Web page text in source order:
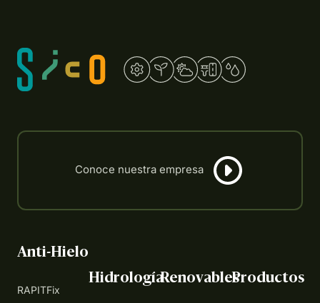
Anti-Hielo
RAPITFix
HidrologíaRenovablesProductos